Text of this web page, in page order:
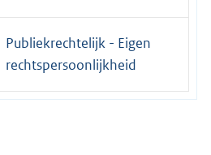
Publiekrechtelijk - Eigen
rechtspersoonlijkheid